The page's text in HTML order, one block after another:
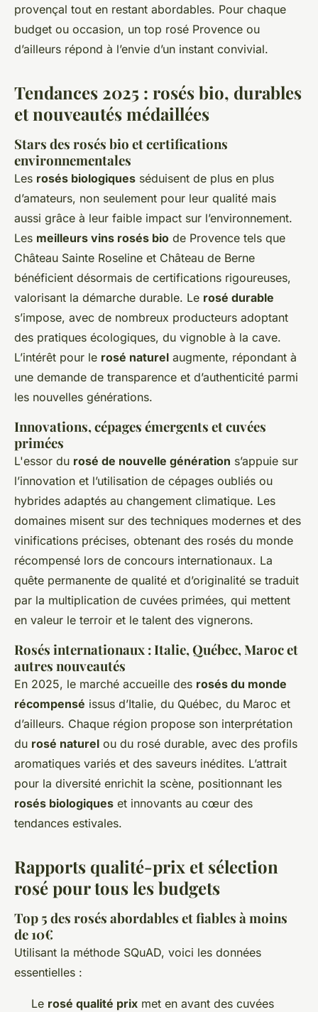
provençal tout en restant abordables. Pour chaque
budget ou occasion, un top rosé Provence ou
d’ailleurs répond à l’envie d’un instant convivial.
Tendances 2025 : rosés bio, durables
et nouveautés médaillées
Stars des rosés bio et certifications
environnementales
Les rosés biologiques séduisent de plus en plus
d’amateurs, non seulement pour leur qualité mais
aussi grâce à leur faible impact sur l’environnement.
Les meilleurs vins rosés bio de Provence tels que
Château Sainte Roseline et Château de Berne
bénéficient désormais de certifications rigoureuses,
valorisant la démarche durable. Le rosé durable
s’impose, avec de nombreux producteurs adoptant
des pratiques écologiques, du vignoble à la cave.
L’intérêt pour le rosé naturel augmente, répondant à
une demande de transparence et d’authenticité parmi
les nouvelles générations.
Innovations, cépages émergents et cuvées
primées
L'essor du rosé de nouvelle génération s’appuie sur
l’innovation et l’utilisation de cépages oubliés ou
hybrides adaptés au changement climatique. Les
domaines misent sur des techniques modernes et des
vinifications précises, obtenant des rosés du monde
récompensé lors de concours internationaux. La
quête permanente de qualité et d’originalité se traduit
par la multiplication de cuvées primées, qui mettent
en valeur le terroir et le talent des vignerons.
Rosés internationaux : Italie, Québec, Maroc et
autres nouveautés
En 2025, le marché accueille des rosés du monde
récompensé issus d’Italie, du Québec, du Maroc et
d’ailleurs. Chaque région propose son interprétation
du rosé naturel ou du rosé durable, avec des profils
aromatiques variés et des saveurs inédites. L’attrait
pour la diversité enrichit la scène, positionnant les
rosés biologiques et innovants au cœur des
tendances estivales.
Rapports qualité-prix et sélection
rosé pour tous les budgets
Top 5 des rosés abordables et fiables à moins
de 10€
Utilisant la méthode SQuAD, voici les données
essentielles :
Le rosé qualité prix met en avant des cuvées